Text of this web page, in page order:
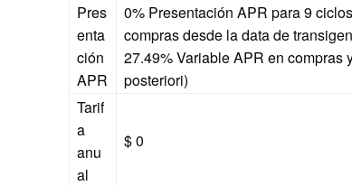
Pres
enta
ción
APR
0% Presentación APR para 9
comprasdesde la data de
27.49% Variable APR en compras
posteriori)
Tarif
a
anu
al
$ 0